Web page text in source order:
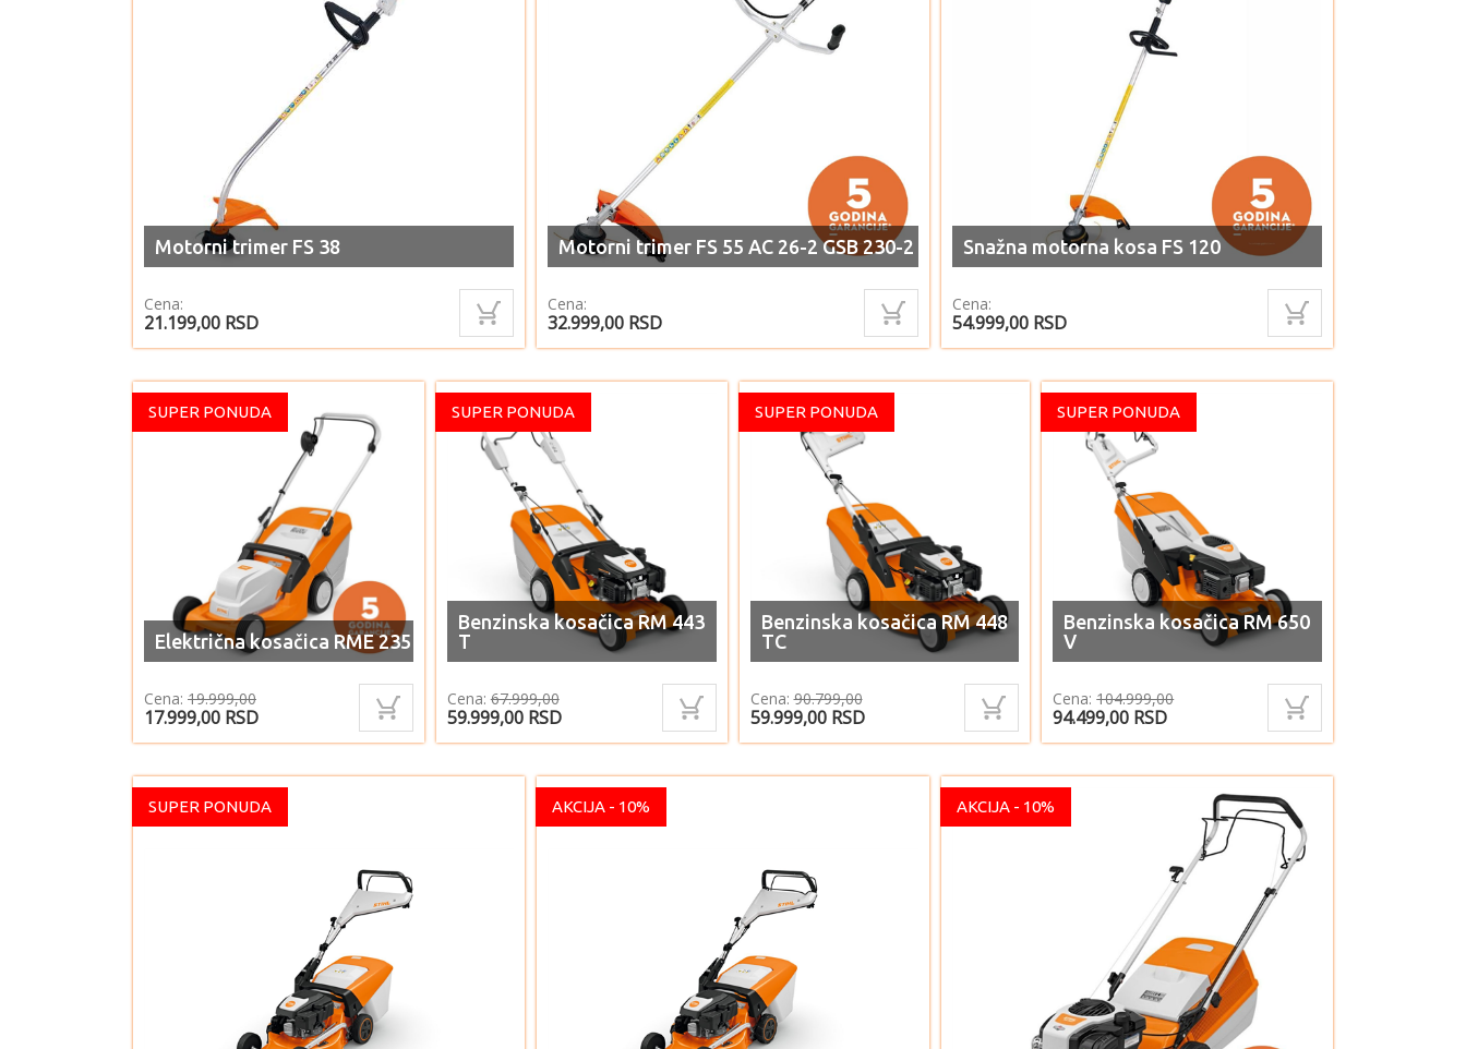
Motorni trimer FS 38
Cena:
21.199,00 RSD
Motorni trimer FS 55 AC 26-2 GSB 230-2
Cena:
32.999,00 RSD
Snažna motorna kosa FS 120
Cena:
54.999,00 RSD
SUPER PONUDA
Električna kosačica RME 235
Cena: 19.999,00
17.999,00 RSD
SUPER PONUDA
Benzinska kosačica RM 443
T
Cena:67.999,00
59.999,00 RSD
SUPER PONUDA
Benzinska kosačica RM 448
TC
Cena:90.799,00
59.999,00 RSD
SUPER PONUDA
Benzinska kosačica RM 650
V
Cena:104.999,00
94.499,00 RSD
SUPER PONUDA AKCIJA - 10% AKCIJA - 10%